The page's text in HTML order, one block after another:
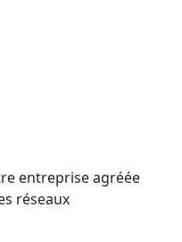
entreprise agréée
réseaux